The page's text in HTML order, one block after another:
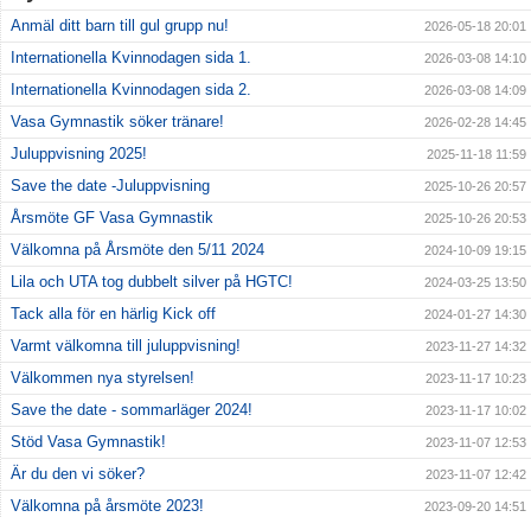
Anmäl ditt barn till gul grupp nu! 2026-05-18 20:01
Internationella Kvinnodagen sida 1. 2026-03-08 14:10
Internationella Kvinnodagen sida 2. 2026-03-08 14:09
Vasa Gymnastik söker tränare! 2026-02-28 14:45
Juluppvisning 2025! 2025-11-18 11:59
Save the date -Juluppvisning 2025-10-26 20:57
Årsmöte GF Vasa Gymnastik 2025-10-26 20:53
Välkomna på Årsmöte den 5/11 2024 2024-10-09 19:15
Lila och UTA tog dubbelt silver på HGTC! 2024-03-25 13:50
Tack alla för en härlig Kick off 2024-01-27 14:30
Varmt välkomna till juluppvisning! 2023-11-27 14:32
Välkommen nya styrelsen! 2023-11-17 10:23
Save the date - sommarläger 2024! 2023-11-17 10:02
Stöd Vasa Gymnastik! 2023-11-07 12:53
Är du den vi söker? 2023-11-07 12:42
Välkomna på årsmöte 2023! 2023-09-20 14:51